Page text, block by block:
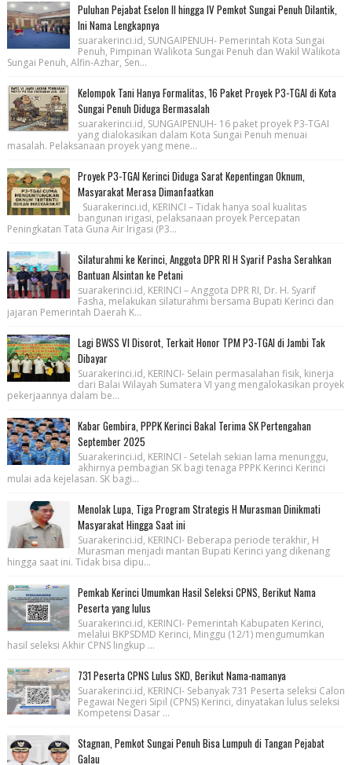
Puluhan Pejabat Eselon II hingga IV Pemkot Sungai Penuh Dilantik,
Ini Nama Lengkapnya
suarakerinci.id, SUNGAIPENUH- Pemerintah Kota Sungai
Penuh, Pimpinan Walikota Sungai Penuh dan Wakil Walikota
Sungai Penuh, Alfin-Azhar, Sen...
Kelompok Tani Hanya Formalitas, 16 Paket Proyek P3-TGAI di Kota
Sungai Penuh Diduga Bermasalah
suarakerinci.id, SUNGAIPENUH- 16 paket proyek P3-TGAI
yang dialokasikan dalam Kota Sungai Penuh menuai
masalah. Pelaksanaan proyek yang mene...
Proyek P3-TGAI Kerinci Diduga Sarat Kepentingan Oknum,
Masyarakat Merasa Dimanfaatkan
Suarakerinci.id, KERINCI – Tidak hanya soal kualitas
bangunan irigasi, pelaksanaan proyek Percepatan
Peningkatan Tata Guna Air Irigasi (P3...
Silaturahmi ke Kerinci, Anggota DPR RI H Syarif Pasha Serahkan
Bantuan Alsintan ke Petani
suarakerinci.id, KERINCI – Anggota DPR RI, Dr. H. Syarif
Fasha, melakukan silaturahmi bersama Bupati Kerinci dan
jajaran Pemerintah Daerah K...
Lagi BWSS VI Disorot, Terkait Honor TPM P3-TGAI di Jambi Tak
Dibayar
Suarakerinci.id, KERINCI- Selain permasalahan fisik, kinerja
dari Balai Wilayah Sumatera VI yang mengalokasikan proyek
pekerjaannya dalam be...
Kabar Gembira, PPPK Kerinci Bakal Terima SK Pertengahan
September 2025
Suarakerinci.id, KERINCI - Setelah sekian lama menunggu,
akhirnya pembagian SK bagi tenaga PPPK Kerinci Kerinci
mulai ada kejelasan. SK bagi...
Menolak Lupa, Tiga Program Strategis H Murasman Dinikmati
Masyarakat Hingga Saat ini
Suarakerinci.id, KERINCI- Beberapa periode terakhir, H
Murasman menjadi mantan Bupati Kerinci yang dikenang
hingga saat ini. Tidak bisa dipu...
Pemkab Kerinci Umumkan Hasil Seleksi CPNS, Berikut Nama
Peserta yang lulus
Suarakerinci.id, KERINCI- Pemerintah Kabupaten Kerinci,
melalui BKPSDMD Kerinci, Minggu (12/1) mengumumkan
hasil seleksi Akhir CPNS lingkup ...
731 Peserta CPNS Lulus SKD, Berikut Nama-namanya
Suarakerinci.id, KERINCI- Sebanyak 731 Peserta seleksi Calon
Pegawai Negeri Sipil (CPNS) Kerinci, dinyatakan lulus seleksi
Kompetensi Dasar ...
Stagnan, Pemkot Sungai Penuh Bisa Lumpuh di Tangan Pejabat
Galau